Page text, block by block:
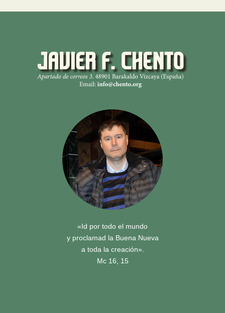
«Id por todo el mundo
y proclamad la Buena Nueva
a toda la creación».
Mc 16, 15